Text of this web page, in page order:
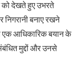
को देखते हुए उभरते
निगरानी बनाए रखने
एक आधिकारिक बयान के
मुद्दों और उनसे